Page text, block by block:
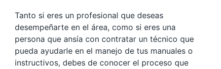
Tanto si eres un profesional que deseas
desempeñarte en el área, como si eres una
persona que ansía con contratar un técnico que
pueda ayudarle en el manejo de tus manuales o
instructivos, debes de conocer el proceso que